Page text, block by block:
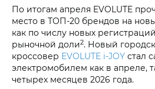
По итогам апреля EVOLUTE
место в ТОП-20 брендов на
как по числу новых
рыночной доли2. Новый
кроссовер EVOLUTE i‑JOY стал
электромобилем как в апреле,
четырех месяцев 2026 года.